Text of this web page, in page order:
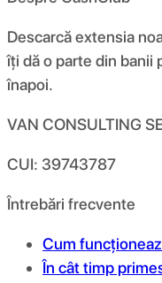
Descarcă extensia
îți dă o parte din banii
înapoi.
VAN CONSULTING
CUI: 39743787
Întrebări frecvente
Cum
În cât timp